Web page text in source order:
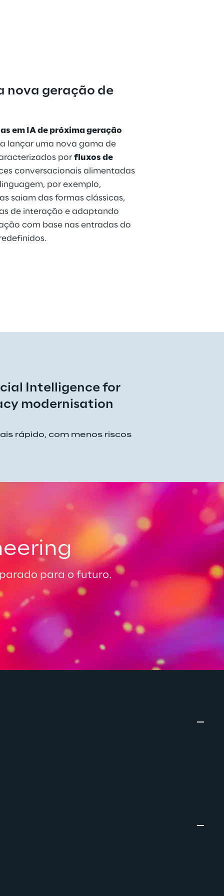
nova geração de
em IA de próxima geração
lançar uma nova gama de
por fluxos de
conversacionais alimentadas
por exemplo,
saiam das formas clássicas,
de interação e adaptando
com base nas entradas do
Intelligence for
modernisation
rápido, com menos riscos
para o futuro.